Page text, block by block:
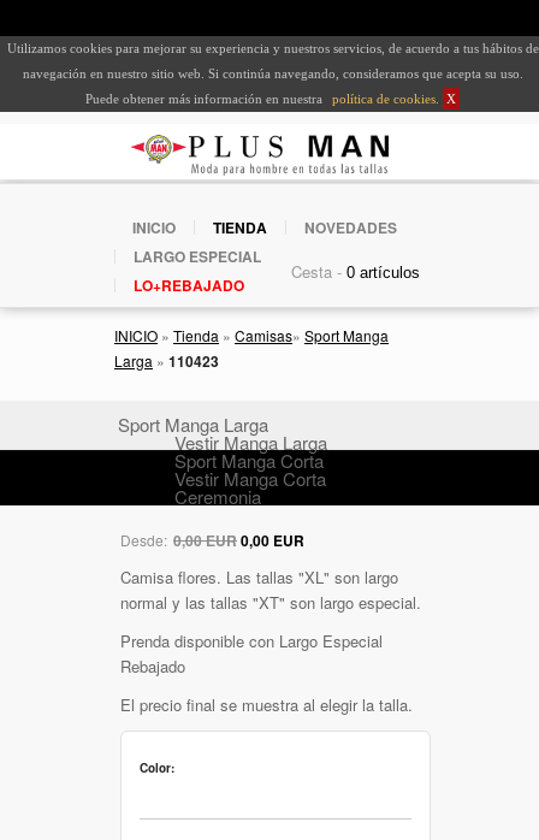
Utilizamos cookies para mejorar su experiencia y nuestros servicios, de acuerdo a tus hábitos de
navegación en nuestro sitio web. Si continúa navegando, consideramos que acepta su uso.
Puede obtener más información en nuestra
política de cookies X
INICIO TIENDA
NOVEDADES
LARGO ESPECIAL
LO+REBAJADO
Cesta -
INICIO » Tienda » Camisas» Sport Manga
Larga » 110423
Sport Manga Larga
Vestir Manga Larga
Sport Manga Corta
Vestir Manga Corta
Ceremonia
Desde: 0,00 EUR0,00 EUR
Camisa flores. Las tallas "XL" son largo
normal y las tallas "XT" son largo especial.
Prenda disponible con Largo Especial
Rebajado
El precio final se muestra al elegir la talla.
Color: